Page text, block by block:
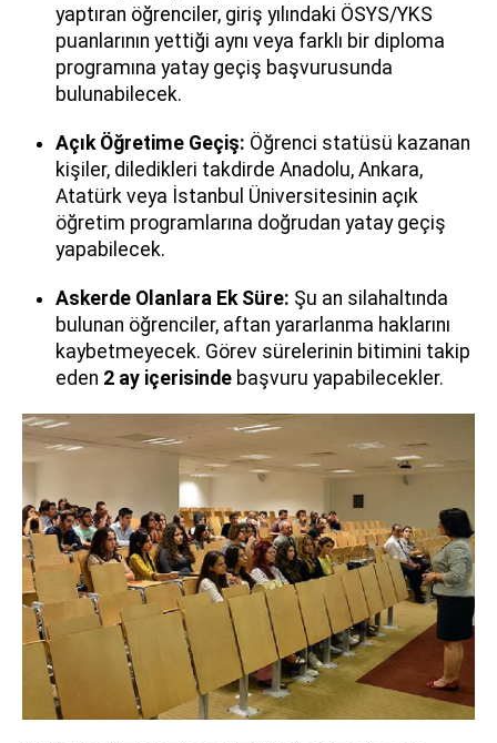
yaptıran öğrenciler, giriş yılındaki ÖSYS/YKS
puanlarının yettiği aynı veya farklı bir diploma
programına yatay geçiş başvurusunda
bulunabilecek.
Açık Öğretime Geçiş: Öğrenci statüsü kazanan
kişiler, diledikleri takdirde Anadolu, Ankara,
Atatürk veya İstanbul Üniversitesinin açık
öğretim programlarına doğrudan yatay geçiş
yapabilecek.
Askerde Olanlara Ek Süre: Şu an silahaltında
bulunan öğrenciler, aftan yararlanma haklarını
kaybetmeyecek. Görev sürelerinin bitimini takip
eden 2 ay içerisinde başvuru yapabilecekler.